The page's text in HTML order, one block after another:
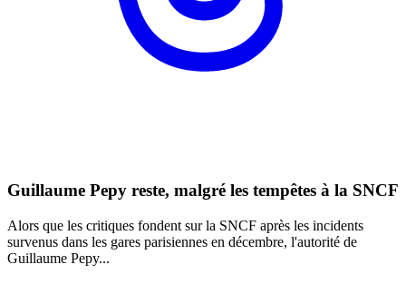
Guillaume Pepy reste, malgré les tempêtes à la SNCF
Alors que les critiques fondent sur la SNCF après les incidents
survenus dans les gares parisiennes en décembre, l'autorité de
Guillaume Pepy...